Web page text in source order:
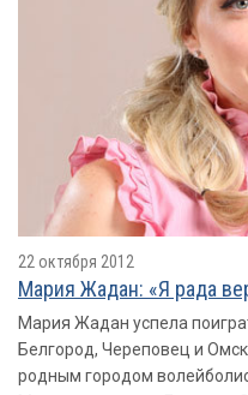
22 октября 2012
Мария Жадан: «Я рада
Мария Жадан успела
Белгород, Череповец и
родным городом